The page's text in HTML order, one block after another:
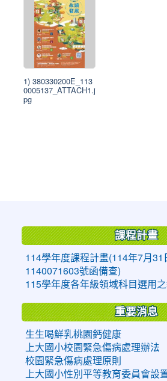
1) 380330200E_113
0005137_ATTACH1.j
pg
課程計畫
114學年度課程計畫(114年7月31
1140071603號函備查)
115學年度各年級領域科目選用
重要消息
生生喝鮮乳桃園鈣健康
上大國小校園緊急傷病處理辦法
校園緊急傷病處理原則
上大國小性別平等教育委員會設